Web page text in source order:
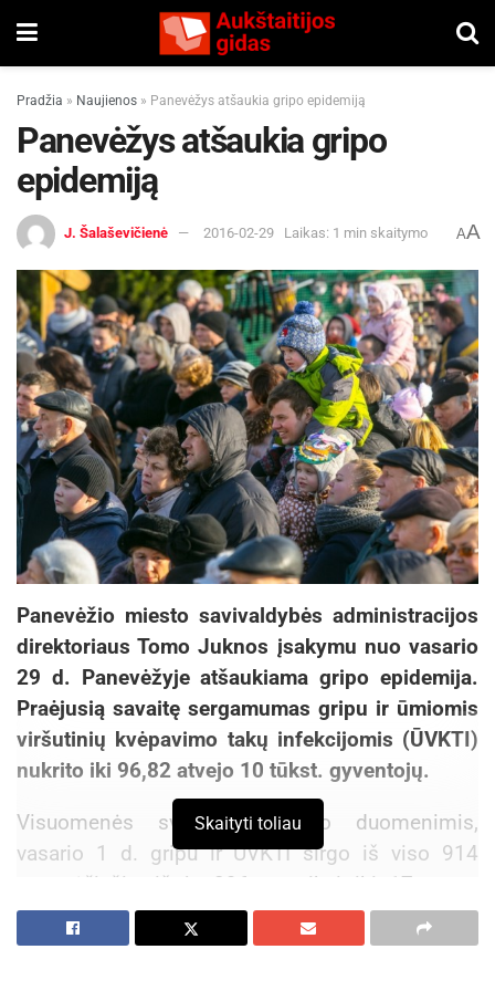
Pradžia » Naujienos » Panevėžys atšaukia gripo epidemiją
Panevėžys atšaukia gripo
epidemiją
J. Šalaševičienė 2016-02-29 Laikas: 1 min skaitymo AA
Panevėžio miesto savivaldybės administracijos
direktoriaus Tomo Juknos įsakymu nuo vasario
29 d. Panevėžyje atšaukiama gripo epidemija.
Praėjusią savaitę sergamumas gripu ir ūmiomis
viršutinių kvėpavimo takų infekcijomis (ŪVKTI)
nukrito iki 96,82 atvejo 10 tūkst. gyventojų.
Visuomenės sveikatos centro duomenimis,
vasario 1 d. gripu ir ŪVKTI sirgo iš viso 914
panevėžiečių, iš jų 396 – vaikai iki 17 metų.
Gripas diagnozuotas 128 žmonėms (tarp jų 28
vaikas).
Skaityti toliau